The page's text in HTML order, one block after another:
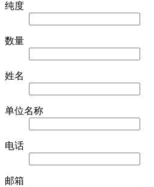
纯度
数量
姓名
单位名称
电话
邮箱